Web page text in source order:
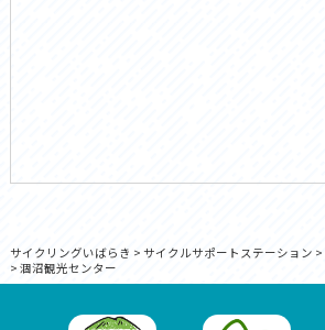
サイクリングいばらき > サイクルサポートステーション >
> 涸沼観光センター